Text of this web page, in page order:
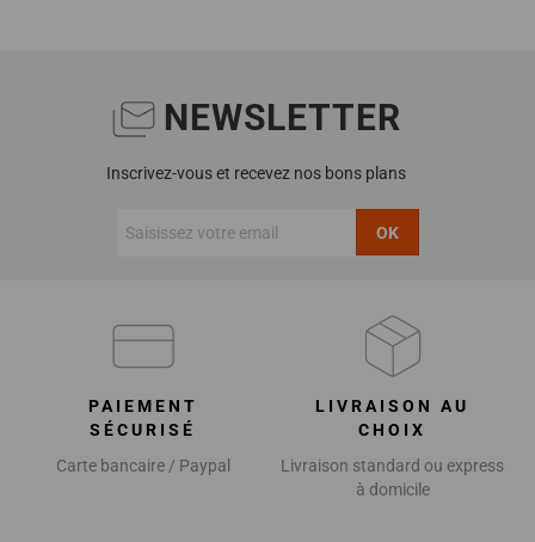
NEWSLETTER
Inscrivez-vous et recevez nos bons plans
OK
PAIEMENT
SÉCURISÉ
Carte bancaire / Paypal
LIVRAISON AU
CHOIX
Livraison standard ou express
à domicile